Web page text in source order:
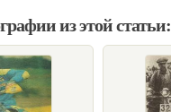
из этой статьи: